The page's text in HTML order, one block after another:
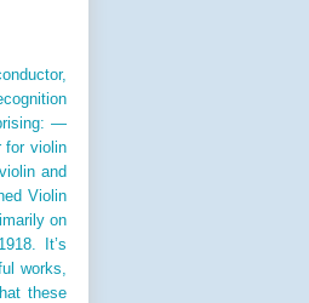
—
for violin
and
Violin
on
It’s
works,
these